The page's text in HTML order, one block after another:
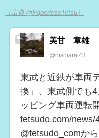
（出典 @PaperlessTetsu）
美甘 章雄
@nishiarai43
東武と近鉄が車両
換」、東武側でも
ッピング車両運転
tetsudo.com/news/
@tetsudo_comから